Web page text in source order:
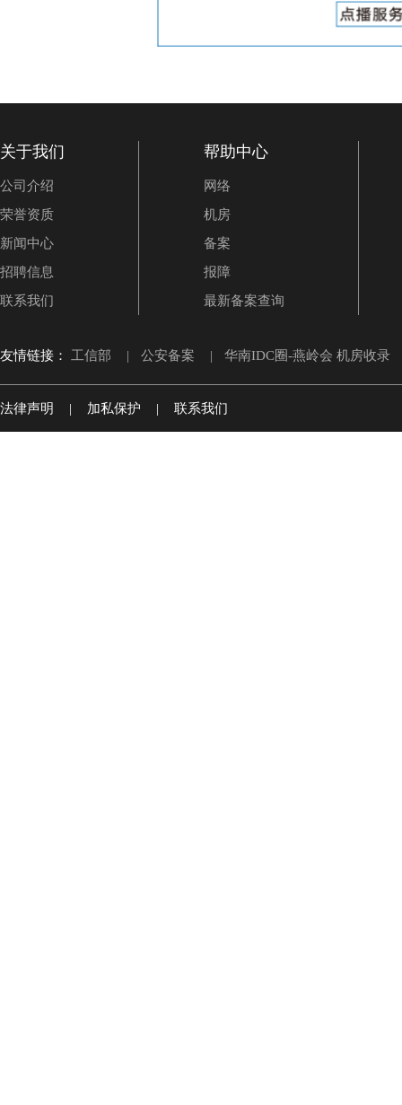
关于我们
公司介绍
荣誉资质
新闻中心
招聘信息
联系我们
帮助中心
网络
机房
备案
报障
最新备案查询
友情链接： 工信部 | 公安备案 | 华南IDC圈-燕岭会 机房收录
法律声明 | 加私保护 | 联系我们